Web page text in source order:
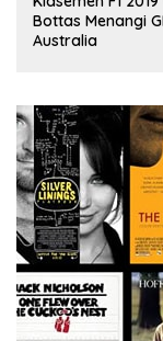
Bottas Menangi
Australia